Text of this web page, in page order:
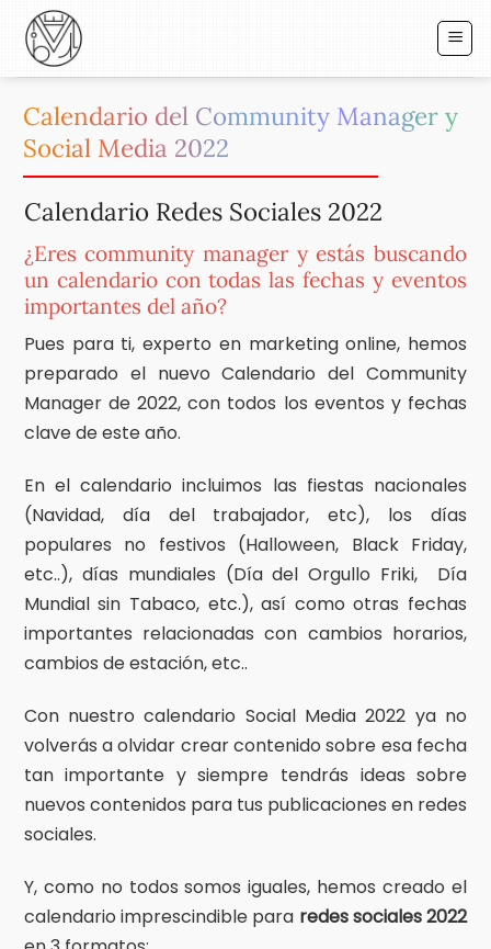
Saltar
contenido
Calendario del Community Manager y
Social Media 2022
Calendario Redes Sociales 2022
¿Eres community manager y estás buscando
un calendario con todas las fechas y eventos
importantes del año?
Pues para ti, experto en marketing online, hemos
preparado el nuevo Calendario del Community
Manager de 2022, con todos los eventos y fechas
clave de este año.
En el calendario incluimos las fiestas nacionales
(Navidad, día del trabajador, etc), los días
populares no festivos (Halloween, Black Friday,
etc..), días mundiales (Día del Orgullo Friki, Día
Mundial sin Tabaco, etc.), así como otras fechas
importantes relacionadas con cambios horarios,
cambios de estación, etc..
Con nuestro calendario Social Media 2022 ya no
volverás a olvidar crear contenido sobre esa fecha
tan importante y siempre tendrás ideas sobre
nuevos contenidos para tus publicaciones en redes
sociales.
Y, como no todos somos iguales, hemos creado el
calendario imprescindible para redes sociales 2022